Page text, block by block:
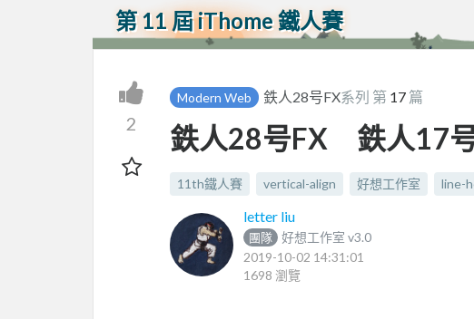
第 11 屆 iThome 鐵人賽
2
Modern Web 鉄人28号FX系列 第 17 篇
鉄人28号FX 鉄人17
11th鐵人賽 vertical-align 好想工作室 line-
letter liu
團隊
好想工作室 v3.0
2019-10-02 14:31:01
1698 瀏覽